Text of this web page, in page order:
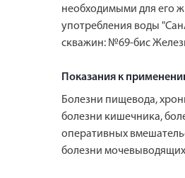
необходимыми для его
употребления воды
скважин: №69-бис
Показания к
Болезни пищевода,
болезни кишечника,
оперативных
болезни